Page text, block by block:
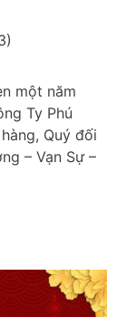
một năm
Ty Phú
Quý đối
– Vạn Sự –